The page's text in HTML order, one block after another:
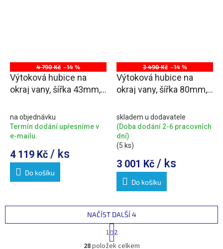
4 790 Kč –14 %
Výtoková hubice na
okraj vany, šířka 43mm,
na objednávku
Termín dodání upřesníme v
e-mailu.
4 119 Kč / ks
Do košíku
3 490 Kč –14 %
Výtoková hubice na
okraj vany, šířka 80mm,
skladem u dodavatele
(Doba dodání 2-6 pracovních
dní)
(5 ks)
3 001 Kč / ks
Do košíku
O
NAČÍST DALŠÍ 4
S
t
r
1 2
28položek celkem